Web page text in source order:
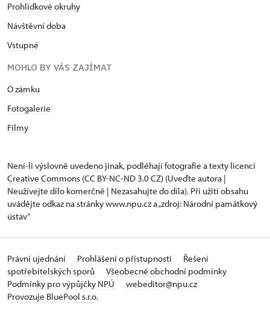
Prohlídkové okruhy
Návštěvní doba
Vstupné
MOHLO BY VÁS ZAJÍMAT
O zámku
Fotogalerie
Filmy
Není-li výslovně uvedeno jinak, podléhají fotografie a texty licenci
Creative Commons (CC BY-NC-ND 3.0 CZ) (Uveďte autora |
Neužívejte dílo komerčně | Nezasahujte do díla). Při užití obsahu
uvádějte odkaz na stránky www.npu.cz a „zdroj: Národní památkový
ústav“
Právní ujednání Prohlášení o přístupnosti
Řešení
spotřebitelských sporů
Všeobecné obchodní podmínky
Podmínky pro výpůjčky NPÚ
webeditor@npu.cz
Provozuje BluePool s.r.o.